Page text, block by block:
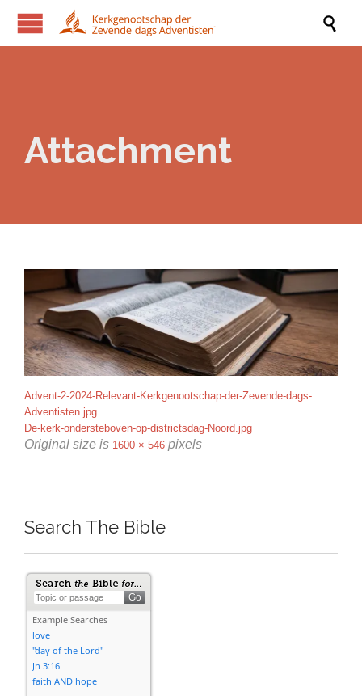

Attachment
Advent-2-2024-Relevant-Kerkgenootschap-der-Zevende-dags-
Adventisten.jpg
De-kerk-ondersteboven-op-districtsdag-Noord.jpg
Original size is 1600 × 546 pixels
Search The Bible